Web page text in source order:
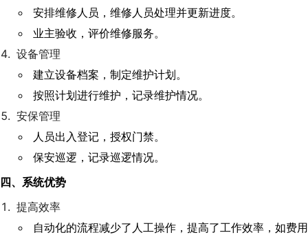
安排维修人员，维修人员处理并更新进度。
业主验收，评价维修服务。
设备管理
建立设备档案，制定维护计划。
按照计划进行维护，记录维护情况。
安保管理
人员出入登记，授权门禁。
保安巡逻，记录巡逻情况。
四、系统优势
提高效率
自动化的流程减少了人工操作，提高了工作效率，如费用